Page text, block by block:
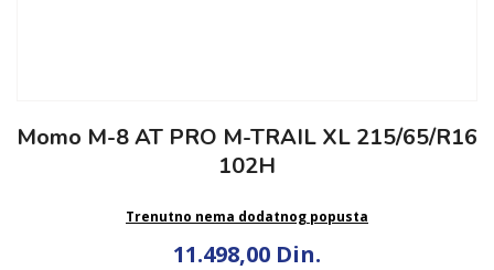
Momo M-8 AT PRO M-TRAIL XL 215/65/R16
102H
Trenutno nema dodatnog popusta
11.498,00 Din.